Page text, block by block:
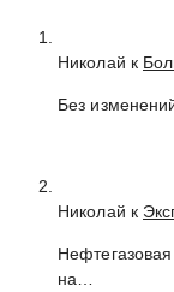
Николай к
Без
Николай к
на…